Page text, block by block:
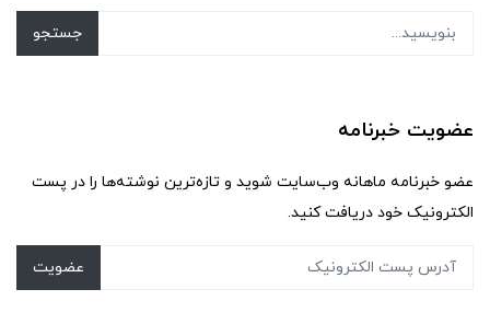
جستجو
عضویت خبرنامه
عضو خبرنامه ماهانه وب‌سایت شوید و تازه‌ترین نوشته‌ها را در پست
الکترونیک خود دریافت کنید.
عضویت